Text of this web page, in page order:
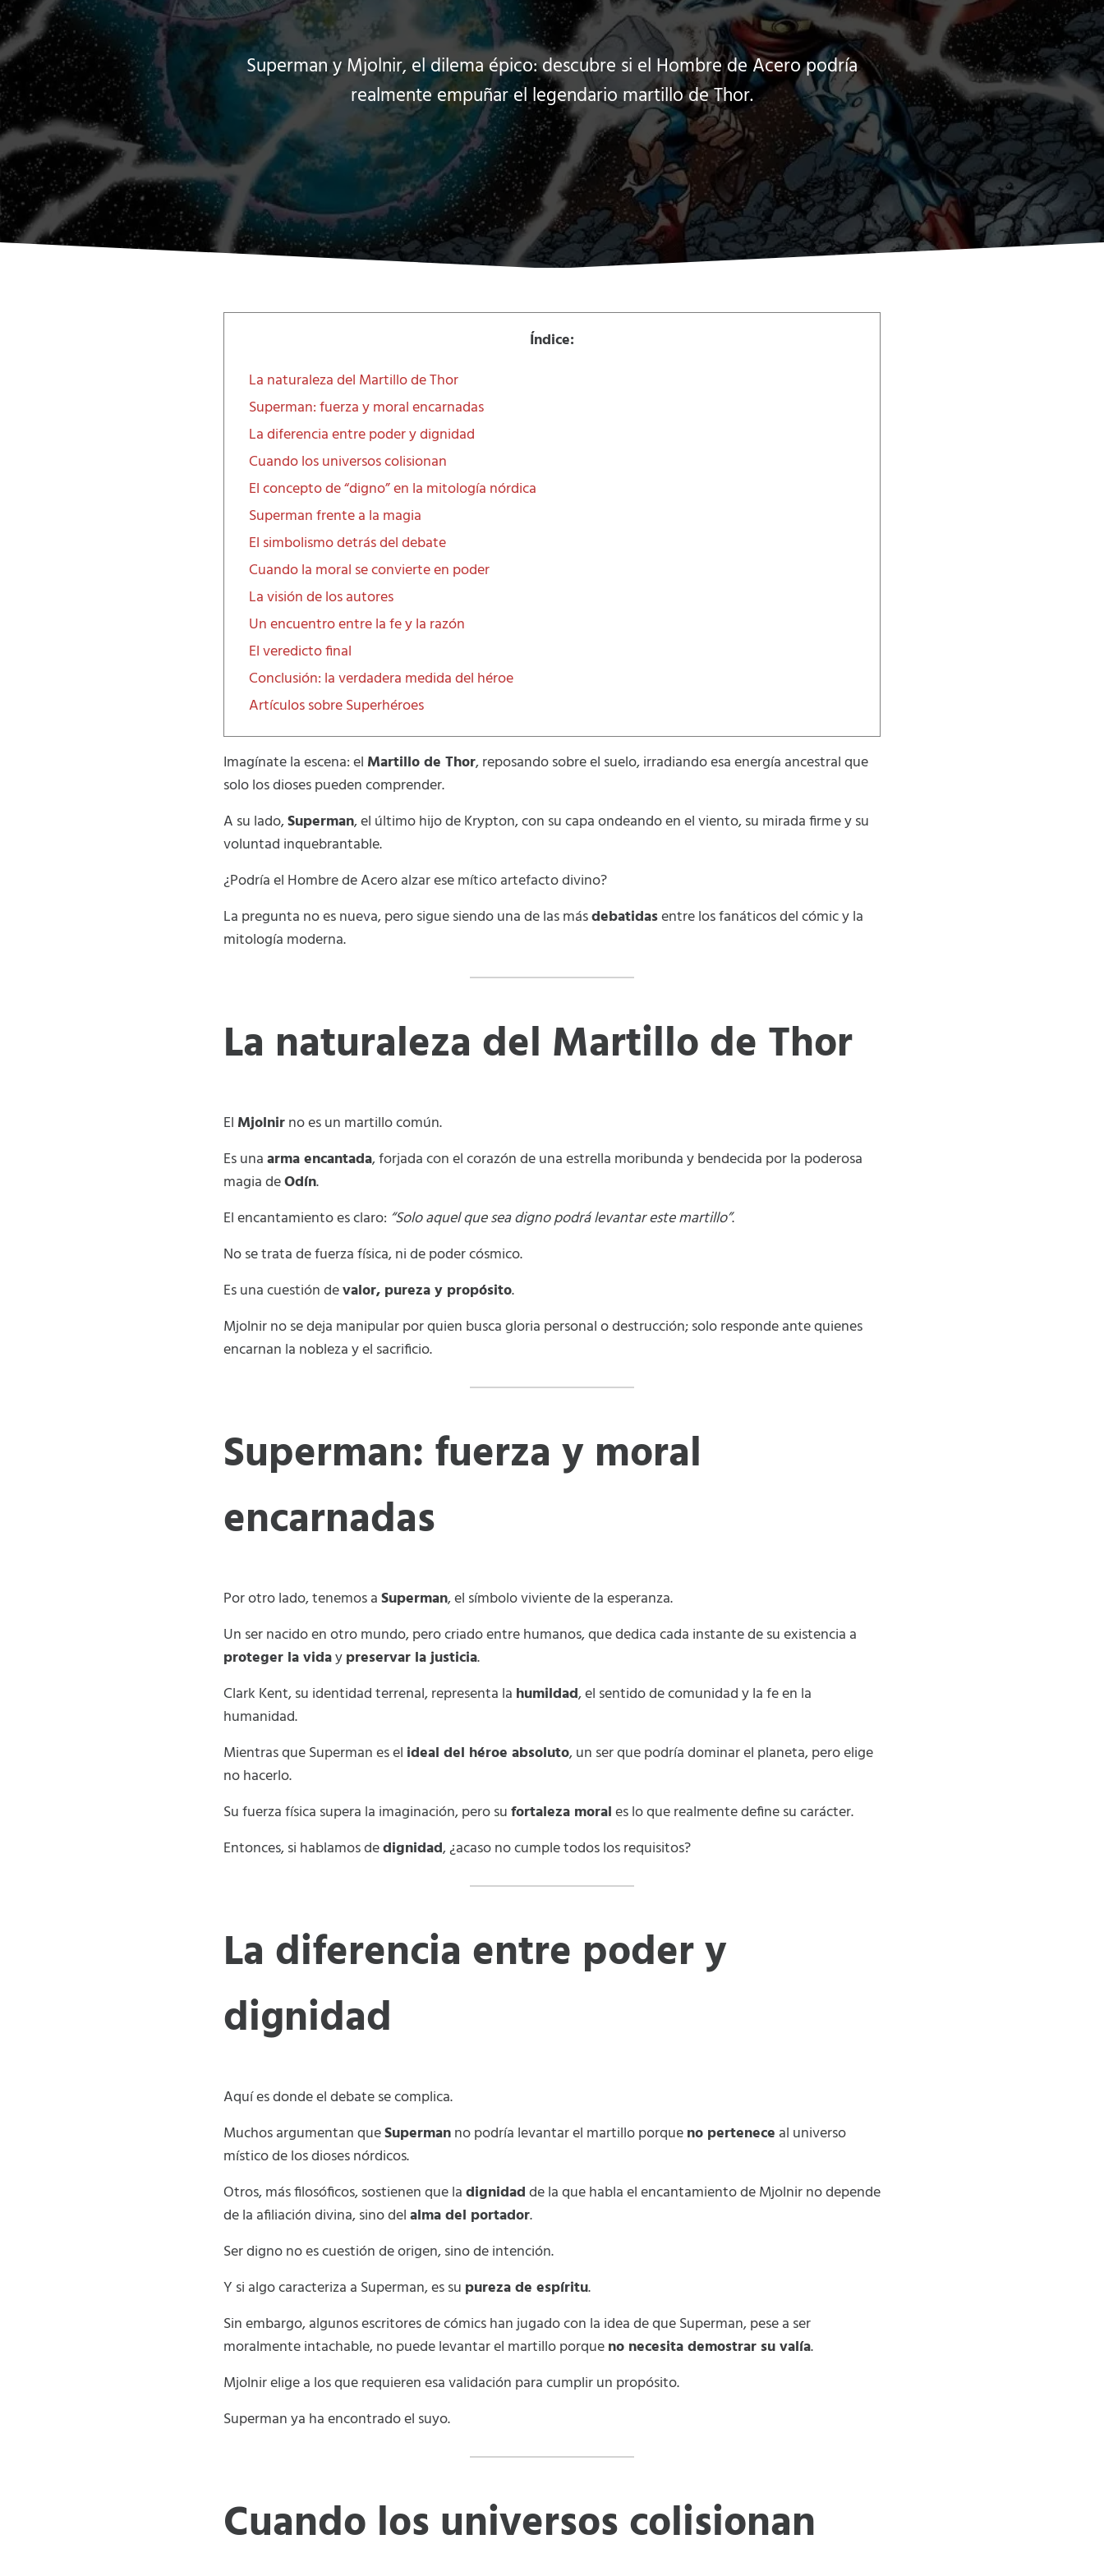
Superman y Mjolnir, el dilema épico: descubre si el Hombre de Acero podría
realmente empuñar el legendario martillo de Thor.
Índice:
La naturaleza del Martillo de Thor
Superman: fuerza y moral encarnadas
La diferencia entre poder y dignidad
Cuando los universos colisionan
El concepto de “digno” en la mitología nórdica
Superman frente a la magia
El simbolismo detrás del debate
Cuando la moral se convierte en poder
La visión de los autores
Un encuentro entre la fe y la razón
El veredicto final
Conclusión: la verdadera medida del héroe
Artículos sobre Superhéroes
Imagínate la escena: el Martillo de Thor, reposando sobre el suelo, irradiando esa energía ancestral que
solo los dioses pueden comprender.
A su lado,Superman, el último hijo de Krypton, con su capa ondeando en el viento, su mirada firme y su
voluntad inquebrantable.
¿Podría el Hombre de Acero alzar ese mítico artefacto divino?
La pregunta no es nueva, pero sigue siendo una de las másdebatidasentre los fanáticos del cómic y la
mitología moderna.
La naturaleza del Martillo de Thor
El Mjolnirno es un martillo común.
Es unaarma encantada, forjada con el corazón de una estrella moribunda y bendecida por la poderosa
magia deOdín.
El encantamiento es claro: “Solo aquel que sea digno podrá levantar este martillo”.
No se trata de fuerza física, ni de poder cósmico.
Es una cuestión devalor, pureza y propósito.
Mjolnir no se deja manipular por quien busca gloria personal o destrucción; solo responde ante quienes
encarnan la nobleza y el sacrificio.
Superman: fuerza y moral
encarnadas
Por otro lado, tenemos aSuperman, el símbolo viviente de la esperanza.
Un ser nacido en otro mundo, pero criado entre humanos, que dedica cada instante de su existencia a
proteger la vidaypreservar la justicia.
Clark Kent, su identidad terrenal, representa la humildad, el sentido de comunidad y la fe en la
humanidad.
Mientras que Superman es el ideal del héroe absoluto, un ser que podría dominar el planeta, pero elige
no hacerlo.
Su fuerza física supera la imaginación, pero sufortaleza morales lo que realmente define su carácter.
Entonces, si hablamos dedignidad, ¿acaso no cumple todos los requisitos?
La diferencia entre poder y
dignidad
Aquí es donde el debate se complica.
Muchos argumentan queSupermanno podría levantar el martillo porqueno pertenece al universo
místico de los dioses nórdicos.
Otros, más filosóficos, sostienen que ladignidadde la que habla el encantamiento de Mjolnir no depende
de la afiliación divina, sino delalma del portador.
Ser digno no es cuestión de origen, sino de intención.
Y si algo caracteriza a Superman, es su pureza de espíritu.
Sin embargo, algunos escritores de cómics han jugado con la idea de que Superman, pese a ser
moralmente intachable, no puede levantar el martillo porqueno necesita demostrar su valía.
Mjolnir elige a los que requieren esa validación para cumplir un propósito.
Superman ya ha encontrado el suyo.
Cuando los universos colisionan